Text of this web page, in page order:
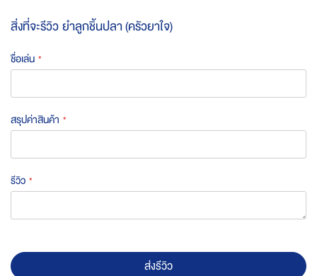
สิ่งที่จะรีวิวยำลูกชิ้นปลา (ครัวยาใจ)
ชื่อเล่น
สรุปค่าสินค้า
รีวิว
ส่งรีวิว